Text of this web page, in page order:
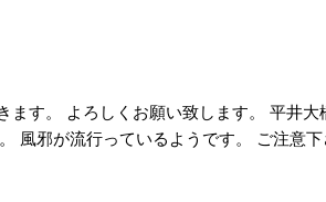
ます。 よろしくお願い致します。 平井
風邪が流行っているようです。 ご注意下